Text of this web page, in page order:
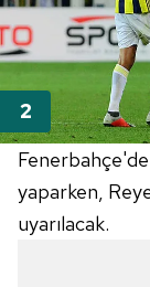
yaparken,
uyarılacak.